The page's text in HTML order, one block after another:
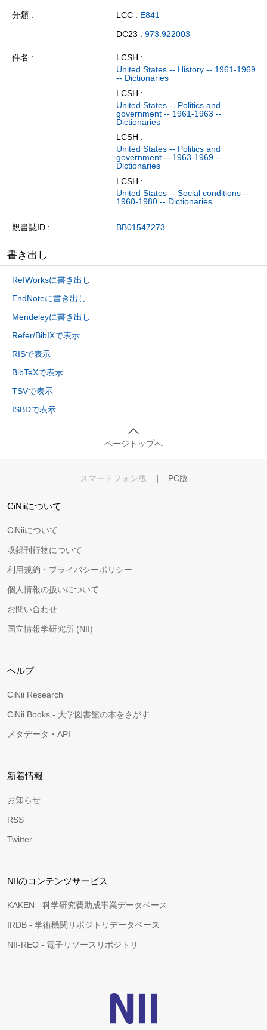
分類 LCC : E841
DC23 : 973.922003
件名
LCSH :
United States -- History -- 1961-1969
-- Dictionaries
LCSH :
United States -- Politics and
government -- 1961-1963 --
Dictionaries
LCSH :
United States -- Politics and
government -- 1963-1969 --
Dictionaries
LCSH :
United States -- Social conditions --
1960-1980 -- Dictionaries
親書誌ID BB01547273
書き出し
RefWorksに書き出し
EndNoteに書き出し
Mendeleyに書き出し
Refer/BibIXで表示
RISで表示
BibTeXで表示
TSVで表示
ISBDで表示
ページトップへ
スマートフォン版 | PC版
CiNiiについて
CiNiiについて
収録刊行物について
利用規約・プライバシーポリシー
個人情報の扱いについて
お問い合わせ
国立情報学研究所 (NII)
ヘルプ
CiNii Research
CiNii Books - 大学図書館の本をさがす
メタデータ・API
新着情報
お知らせ
RSS
Twitter
NIIのコンテンツサービス
KAKEN - 科学研究費助成事業データベース
IRDB - 学術機関リポジトリデータベース
NII-REO - 電子リソースリポジトリ